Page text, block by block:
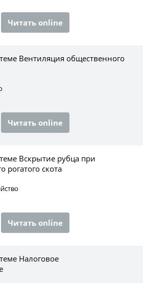
Читать online
Вентиляция общественного
Читать online
Вскрытие рубца при
рогатого скота
Читать online
Налоговое